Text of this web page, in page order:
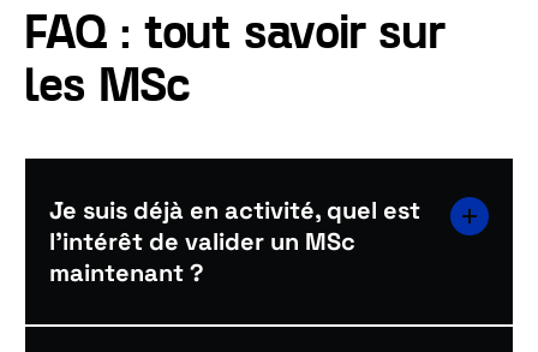
FAQ : tout savoir sur
les MSc
Je suis déjà en activité, quel est
l'intérêt de valider un MSc
maintenant ?